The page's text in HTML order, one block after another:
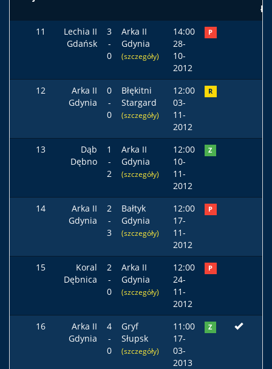
11
Lechia II
Gdańsk
3
-
0
Arka II
Gdynia
(szczegóły)
14:00
28-
10-
2012
P
12
Arka II
Gdynia
0
-
0
Błękitni
Stargard
(szczegóły)
12:00
03-
11-
2012
R
13
Dąb
Dębno
1
-
2
Arka II
Gdynia
(szczegóły)
12:00
10-
11-
2012
Z
14
Arka II
Gdynia
2
-
3
Bałtyk
Gdynia
(szczegóły)
12:00
17-
11-
2012
P
15
Koral
Dębnica
2
-
0
Arka II
Gdynia
(szczegóły)
12:00
24-
11-
2012
P
16
Arka II
Gdynia
4
-
0
Gryf
Słupsk
(szczegóły)
11:00
17-
03-
2013
Z